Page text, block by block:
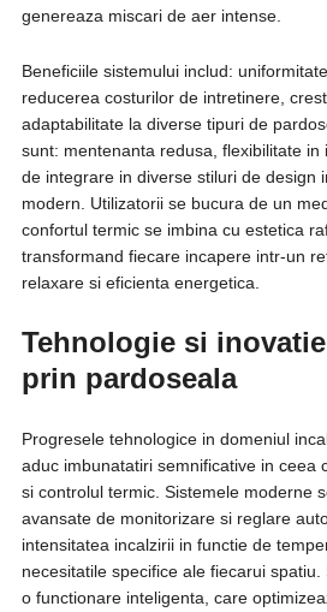
genereaza miscari de aer intense.
Beneficiile sistemului includ:
reducerea costurilor de intretinere,
adaptabilitate la diverse tipuri de
sunt: mentenanta redusa, flexibilitate in
de integrare in diverse stiluri de design
modern. Utilizatorii se bucura de un
confortul termic se imbina cu estetica
transformand fiecare incapere intr-un
relaxare si eficienta energetica.
Tehnologie si
prin pardoseala
Progresele tehnologice in domeniul
aduc imbunatatiri semnificative in ceea
si controlul termic. Sistemele moderne
avansate de monitorizare si reglare
intensitatea incalzirii in functie de
necesitatile specifice ale fiecarui
o functionare inteligenta, care